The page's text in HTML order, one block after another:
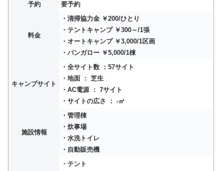
予約
要予約
料金
・清掃協力金 ￥200/ひとり
・テントキャンプ ￥300～/1張
・オートキャンプ ￥3,000/1区画
・バンガロー ￥5,000/1棟
キャンプサイト
・全サイト数 ：57サイト
・地面 ： 芝生
・AC電源 ： 7サイト
・サイトの広さ ： -㎡
施設情報
・管理棟
・炊事場
・水洗トイレ
・自動販売機
・テント